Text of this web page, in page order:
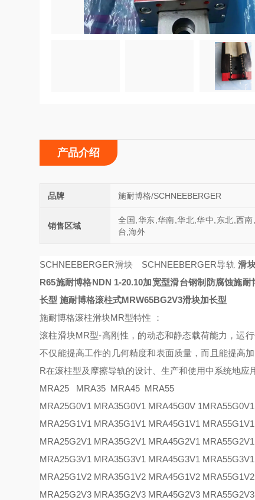
产品介绍
品牌 施耐博格/SCHNEEBERGER
销售区域
全国,华东,华南,华北,华中,东北,西南
台,海外
SCHNEEBERGER滑块 SCHNEEBERGER导轨滑
R65施耐博格NDN 1-20.10加宽型滑台钢制防腐蚀施耐
长型 施耐博格滚柱式MRW65BG2V3滑块加长型
施耐博格滚柱滑块MR型特性 ：
滚柱滑块MR型-高刚性，的动态和静态载荷能力，运
不仅能提高工作的几何精度和表面质量，而且能提高
R在滚柱型及摩擦导轨的设计、生产和使用中系统地应
MRA25 MRA35 MRA45 MRA55
MRA25G0V1 MRA35G0V1 MRA45G0V 1MRA55G0V1
MRA25G1V1 MRA35G1V1 MRA45G1V1 MRA55G1V1
MRA25G2V1 MRA35G2V1 MRA45G2V1 MRA55G2V1
MRA25G3V1 MRA35G3V1 MRA45G3V1 MRA55G3V1
MRA25G1V2 MRA35G1V2 MRA45G1V2 MRA55G1V2
MRA25G2V3 MRA35G2V3 MRA45G2V3 MRA55G2V3